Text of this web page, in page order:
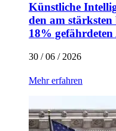
Künstliche
den am
18%
30 / 06 / 2026
Mehr erfahren